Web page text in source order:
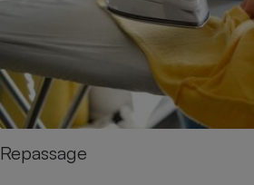
Repassage